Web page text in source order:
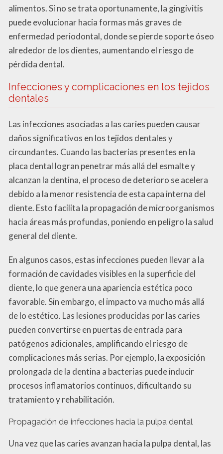
alimentos. Si no se trata oportunamente, la gingivitis
puede evolucionar hacia formas más graves de
enfermedad periodontal, donde se pierde soporte óseo
alrededor de los dientes, aumentando el riesgo de
pérdida dental.
Infecciones y complicaciones en los tejidos
dentales
Las infecciones asociadas a las caries pueden causar
daños significativos en los tejidos dentales y
circundantes. Cuando las bacterias presentes en la
placa dental logran penetrar más allá del esmalte y
alcanzan la dentina, el proceso de deterioro se acelera
debido a la menor resistencia de esta capa interna del
diente. Esto facilita la propagación de microorganismos
hacia áreas más profundas, poniendo en peligro la salud
general del diente.
En algunos casos, estas infecciones pueden llevar a la
formación de cavidades visibles en la superficie del
diente, lo que genera una apariencia estética poco
favorable. Sin embargo, el impacto va mucho más allá
de lo estético. Las lesiones producidas por las caries
pueden convertirse en puertas de entrada para
patógenos adicionales, amplificando el riesgo de
complicaciones más serias. Por ejemplo, la exposición
prolongada de la dentina a bacterias puede inducir
procesos inflamatorios continuos, dificultando su
tratamiento y rehabilitación.
Propagación de infecciones hacia la pulpa dental
Una vez que las caries avanzan hacia la pulpa dental, las